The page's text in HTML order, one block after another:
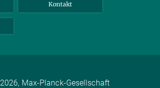
Kontakt
2026, Max-Planck-Gesellschaft